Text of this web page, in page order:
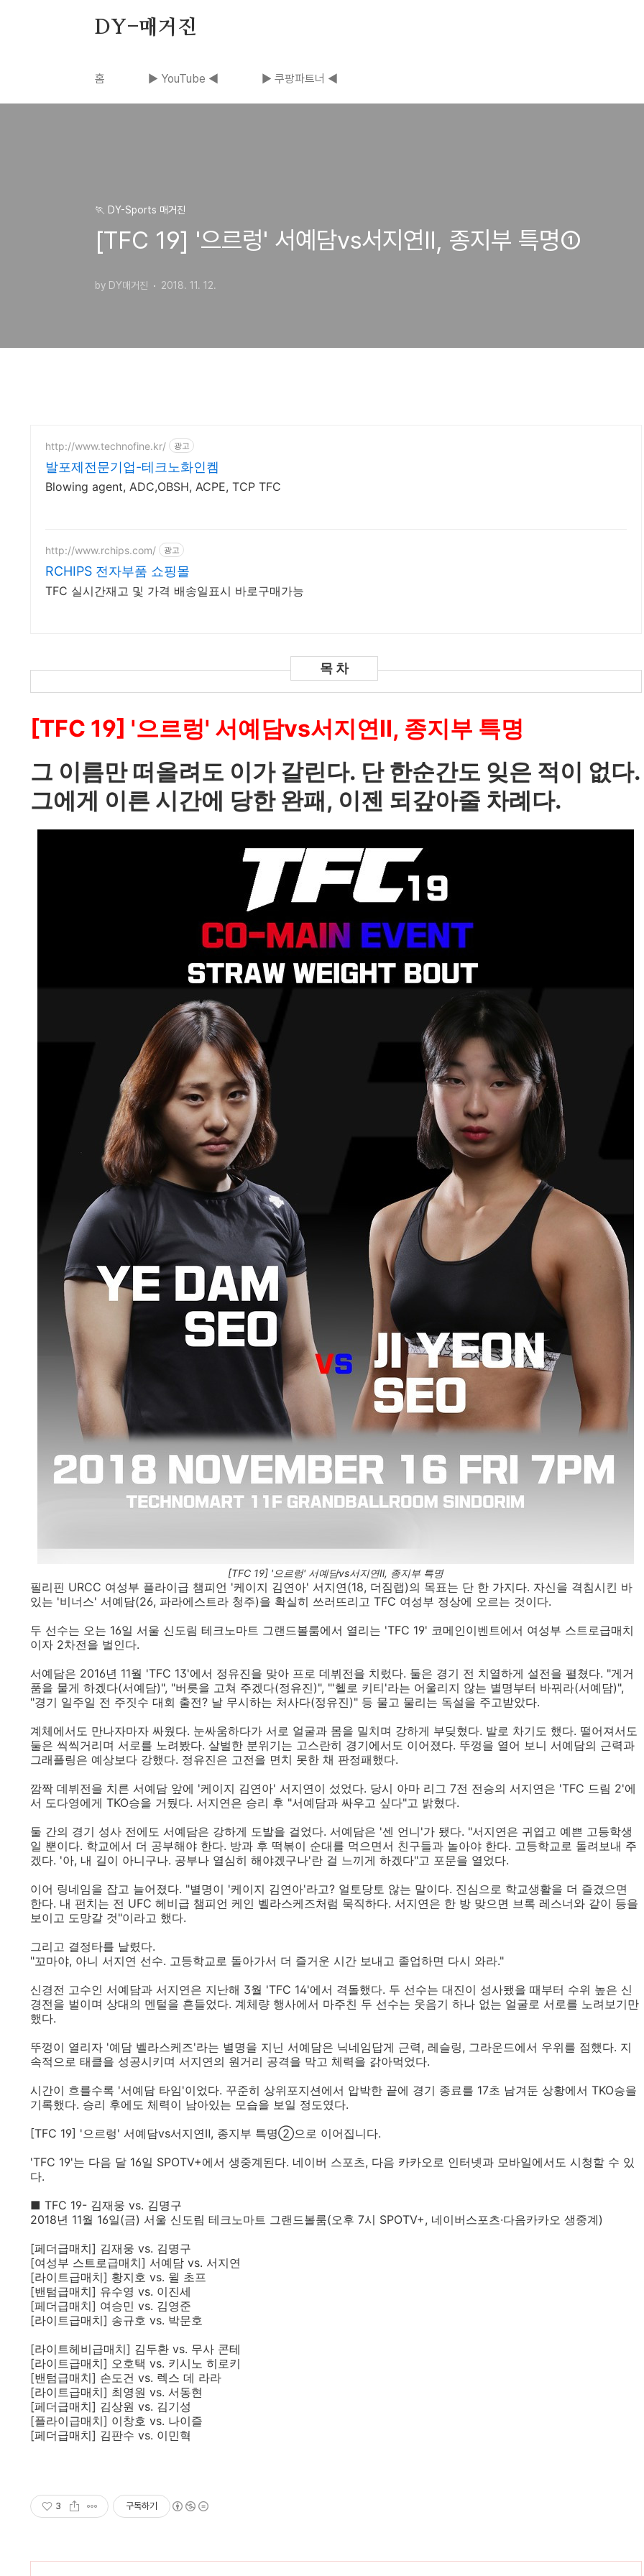
DY-매거진
홈 ▶ YouTube ◀ ▶ 쿠팡파트너 ◀
🏃 DY-Sports 매거진
[TFC 19] '으르렁' 서예담vs서지연Ⅱ, 종지부 특명①
by DY매거진 2018. 11. 12.
http://www.technofine.kr/ 광고
발포제전문기업-테크노화인켐
Blowing agent, ADC,OBSH, ACPE, TCP TFC
http://www.rchips.com/ 광고
RCHIPS 전자부품 쇼핑몰
TFC 실시간재고 및 가격 배송일표시 바로구매가능
[TFC 19] '으르렁' 서예담vs서지연Ⅱ, 종지부 특명
그 이름만 떠올려도 이가 갈린다. 단 한순간도 잊은 적이 없다.
그에게 이른 시간에 당한 완패, 이젠 되갚아줄 차례다.
[TFC 19] '으르렁' 서예담vs서지연Ⅱ, 종지부 특명
필리핀 URCC 여성부 플라이급 챔피언 '케이지 김연아' 서지연(18, 더짐랩)의 목표는 단 한 가지다. 자신을 격침시킨 바
있는 '비너스' 서예담(26, 파라에스트라 청주)을 확실히 쓰러뜨리고 TFC 여성부 정상에 오르는 것이다.
두 선수는 오는 16일 서울 신도림 테크노마트 그랜드볼룸에서 열리는 'TFC 19' 코메인이벤트에서 여성부 스트로급매치
이자 2차전을 벌인다.
서예담은 2016년 11월 'TFC 13'에서 정유진을 맞아 프로 데뷔전을 치렀다. 둘은 경기 전 치열하게 설전을 펼쳤다. "게거
품을 물게 하겠다(서예담)", "버릇을 고쳐 주겠다(정유진)", "'헬로 키티'라는 어울리지 않는 별명부터 바꿔라(서예담)",
"경기 일주일 전 주짓수 대회 출전? 날 무시하는 처사다(정유진)" 등 물고 물리는 독설을 주고받았다.
계체에서도 만나자마자 싸웠다. 눈싸움하다가 서로 얼굴과 몸을 밀치며 강하게 부딪혔다. 발로 차기도 했다. 떨어져서도
둘은 씩씩거리며 서로를 노려봤다. 살벌한 분위기는 고스란히 경기에서도 이어졌다. 뚜껑을 열어 보니 서예담의 근력과
그래플링은 예상보다 강했다. 정유진은 고전을 면치 못한 채 판정패했다.
깜짝 데뷔전을 치른 서예담 앞에 '케이지 김연아' 서지연이 섰었다. 당시 아마 리그 7전 전승의 서지연은 'TFC 드림 2'에
서 도다영에게 TKO승을 거뒀다. 서지연은 승리 후 "서예담과 싸우고 싶다"고 밝혔다.
둘 간의 경기 성사 전에도 서예담은 강하게 도발을 걸었다. 서예담은 '센 언니'가 됐다. "서지연은 귀엽고 예쁜 고등학생
일 뿐이다. 학교에서 더 공부해야 한다. 방과 후 떡볶이 순대를 먹으면서 친구들과 놀아야 한다. 고등학교로 돌려보내 주
겠다. '아, 내 길이 아니구나. 공부나 열심히 해야겠구나'란 걸 느끼게 하겠다"고 포문을 열었다.
이어 링네임을 잡고 늘어졌다. "별명이 '케이지 김연아'라고? 얼토당토 않는 말이다. 진심으로 학교생활을 더 즐겼으면
한다. 내 펀치는 전 UFC 헤비급 챔피언 케인 벨라스케즈처럼 묵직하다. 서지연은 한 방 맞으면 브록 레스너와 같이 등을
보이고 도망갈 것"이라고 했다.
그리고 결정타를 날렸다.
"꼬마야, 아니 서지연 선수. 고등학교로 돌아가서 더 즐거운 시간 보내고 졸업하면 다시 와라."
신경전 고수인 서예담과 서지연은 지난해 3월 'TFC 14'에서 격돌했다. 두 선수는 대진이 성사됐을 때부터 수위 높은 신
경전을 벌이며 상대의 멘털을 흔들었다. 계체량 행사에서 마주친 두 선수는 웃음기 하나 없는 얼굴로 서로를 노려보기만
했다.
뚜껑이 열리자 '예담 벨라스케즈'라는 별명을 지닌 서예담은 닉네임답게 근력, 레슬링, 그라운드에서 우위를 점했다. 지
속적으로 태클을 성공시키며 서지연의 원거리 공격을 막고 체력을 갉아먹었다.
시간이 흐를수록 '서예담 타임'이었다. 꾸준히 상위포지션에서 압박한 끝에 경기 종료를 17초 남겨둔 상황에서 TKO승을
기록했다. 승리 후에도 체력이 남아있는 모습을 보일 정도였다.
[TFC 19] '으르렁' 서예담vs서지연Ⅱ, 종지부 특명②으로 이어집니다.
'TFC 19'는 다음 달 16일 SPOTV+에서 생중계된다. 네이버 스포츠, 다음 카카오로 인터넷과 모바일에서도 시청할 수 있
다.
■ TFC 19- 김재웅 vs. 김명구
2018년 11월 16일(금) 서울 신도림 테크노마트 그랜드볼룸(오후 7시 SPOTV+, 네이버스포츠·다음카카오 생중계)
[페더급매치] 김재웅 vs. 김명구
[여성부 스트로급매치] 서예담 vs. 서지연
[라이트급매치] 황지호 vs. 윌 초프
[밴텀급매치] 유수영 vs. 이진세
[페더급매치] 여승민 vs. 김영준
[라이트급매치] 송규호 vs. 박문호
[라이트헤비급매치] 김두환 vs. 무사 콘테
[라이트급매치] 오호택 vs. 키시노 히로키
[밴텀급매치] 손도건 vs. 렉스 데 라라
[라이트급매치] 최영원 vs. 서동현
[페더급매치] 김상원 vs. 김기성
[플라이급매치] 이창호 vs. 나이즐
[페더급매치] 김판수 vs. 이민혁
3 구독하기